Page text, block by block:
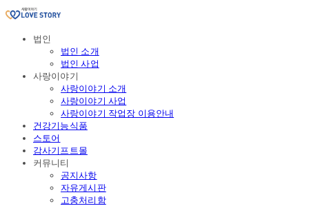
법인
법인 소개
법인 사업
사랑이야기
사랑이야기 소개
사랑이야기 사업
사랑이야기 작업장 이용안내
건강기능식품
스토어
감사기프트몰
커뮤니티
공지사항
자유게시판
고충처리함